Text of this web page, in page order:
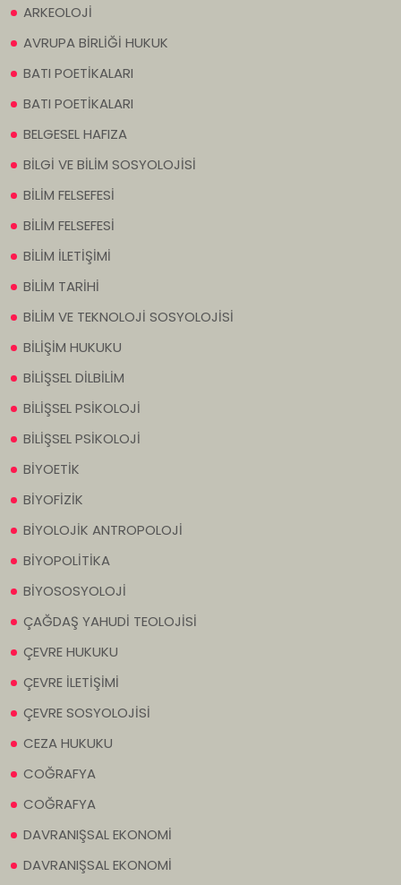
ARKEOLOJİ
AVRUPA BİRLİĞİ HUKUK
BATI POETİKALARI
BATI POETİKALARI
BELGESEL HAFIZA
BİLGİ VE BİLİM SOSYOLOJİSİ
BİLİM FELSEFESİ
BİLİM FELSEFESİ
BİLİM İLETİŞİMİ
BİLİM TARİHİ
BİLİM VE TEKNOLOJİ SOSYOLOJİSİ
BİLİŞİM HUKUKU
BİLİŞSEL DİLBİLİM
BİLİŞSEL PSİKOLOJİ
BİLİŞSEL PSİKOLOJİ
BİYOETİK
BİYOFİZİK
BİYOLOJİK ANTROPOLOJİ
BİYOPOLİTİKA
BİYOSOSYOLOJİ
ÇAĞDAŞ YAHUDİ TEOLOJİSİ
ÇEVRE HUKUKU
ÇEVRE İLETİŞİMİ
ÇEVRE SOSYOLOJİSİ
CEZA HUKUKU
COĞRAFYA
COĞRAFYA
DAVRANIŞSAL EKONOMİ
DAVRANIŞSAL EKONOMİ